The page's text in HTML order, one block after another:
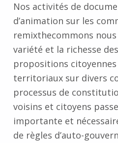
Nos activités de
d’animation sur les
remixthecommons
variété et la richesse
propositions
territoriaux sur divers
processus de
voisins et citoyens
importante et
de règles d’auto-